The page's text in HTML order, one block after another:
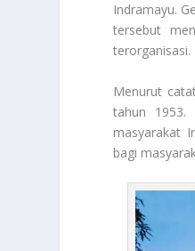
Indramayu.
tersebut
terorganisasi.
Menurut
tahun 1953.
masyarakat
bagi